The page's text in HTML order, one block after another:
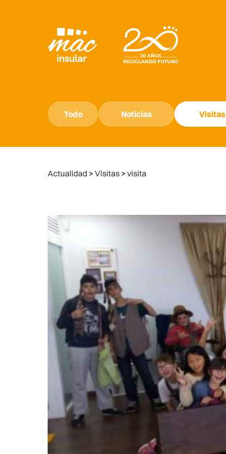
Todo Noticias Visitas
Actualidad > Visitas > visita